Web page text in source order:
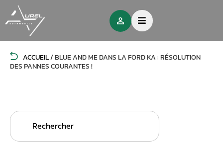
ACCUEIL/BLUE AND ME DANS LA FORD KA : RÉSOLUTION
DES PANNES COURANTES !
Search